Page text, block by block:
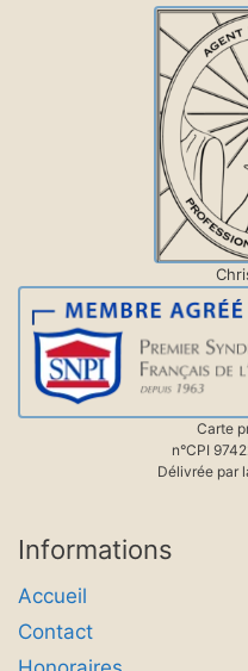
Carte
n°CPI
Délivrée par
Informations
Accueil
Contact